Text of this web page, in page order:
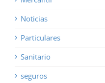
Noticias
Particulares
Sanitario
seguros